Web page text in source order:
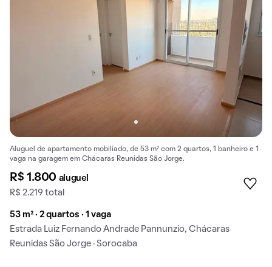
Aluguel de apartamento mobiliado, de 53 m² com 2 quartos, 1 banheiro e 1
vaga na garagem em Chácaras Reunidas São Jorge.
R$ 1.800 aluguel
R$ 2.219 total
53 m² · 2 quartos · 1 vaga
Estrada Luiz Fernando Andrade Pannunzio, Chácaras
Reunidas São Jorge · Sorocaba